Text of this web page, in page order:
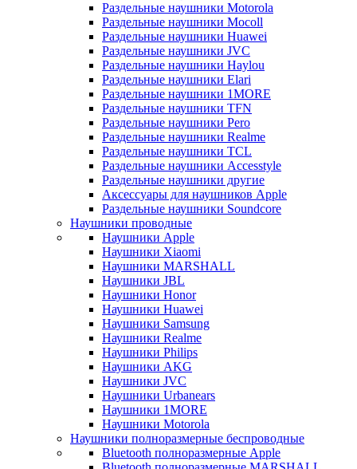
Раздельные наушники Motorola
Раздельные наушники Mocoll
Раздельные наушники Huawei
Раздельные наушники JVC
Раздельные наушники Haylou
Раздельные наушники Elari
Раздельные наушники 1MORE
Раздельные наушники TFN
Раздельные наушники Pero
Раздельные наушники Realme
Раздельные наушники TCL
Раздельные наушники Accesstyle
Раздельные наушники другие
Аксессуары для наушников Apple
Раздельные наушники Soundcore
Наушники проводные
Наушники Apple
Наушники Xiaomi
Наушники MARSHALL
Наушники JBL
Наушники Honor
Наушники Huawei
Наушники Samsung
Наушники Realme
Наушники Philips
Наушники AKG
Наушники JVC
Наушники Urbanears
Наушники 1MORE
Наушники Motorola
Наушники полноразмерные беспроводные
Bluetooth полноразмерные Apple